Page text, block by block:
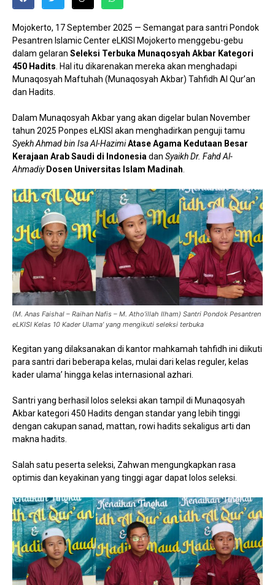
Mojokerto, 17 September 2025 — Semangat para santri Pondok
Pesantren Islamic Center eLKISI Mojokerto menggebu-gebu
dalam gelaran Seleksi Terbuka Munaqosyah Akbar Kategori
450 Hadits . Hal itu dikarenakan mereka akan menghadapi
Munaqosyah Maftuhah (Munaqosyah Akbar) Tahfidh Al Qur’an
dan Hadits.
Dalam Munaqosyah Akbar yang akan digelar bulan November
tahun 2025 Ponpes eLKISI akan menghadirkan penguji tamu
Syekh Ahmad bin Isa Al-HazimiAtase Agama Kedutaan Besar
Kerajaan Arab Saudi di Indonesia dan Syaikh Dr. Fahd Al-
Ahmadiy Dosen Universitas Islam Madinah
(M. Anas Faishal – Raihan Nafis – M. Atho’illah Ilham) Santri Pondok Pesantren
eLKISI Kelas 10 Kader Ulama’ yang mengikuti seleksi terbuka
Kegitan yang dilaksanakan di kantor mahkamah tahfidh ini diikuti
para santri dari beberapa kelas, mulai dari kelas reguler, kelas
kader ulama’ hingga kelas internasional azhari.
Santri yang berhasil lolos seleksi akan tampil di Munaqosyah
Akbar kategori 450 Hadits dengan standar yang lebih tinggi
dengan cakupan sanad, mattan, rowi hadits sekaligus arti dan
makna hadits.
Salah satu peserta seleksi, Zahwan mengungkapkan rasa
optimis dan keyakinan yang tinggi agar dapat lolos seleksi.